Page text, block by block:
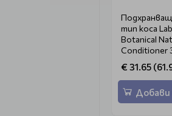
Подхранващ
тип коса
Botanical
Conditioner
€ 31.65
Добави